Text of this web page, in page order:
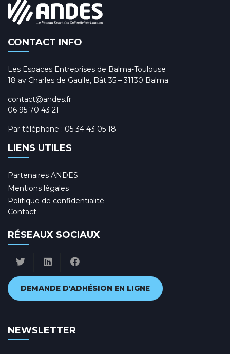
CONTACT INFO
Les Espaces Entreprises de Balma-Toulouse
18 av Charles de Gaulle, Bât 35 – 31130 Balma
contact@andes.fr
06 95 70 43 21
Par téléphone : 05 34 43 05 18
LIENS UTILES
Partenaires ANDES
Mentions légales
Politique de confidentialité
Contact
RÉSEAUX SOCIAUX
DEMANDE D'ADHÉSION EN LIGNE
NEWSLETTER